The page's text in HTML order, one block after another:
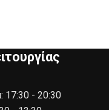
17:30 - 20:30